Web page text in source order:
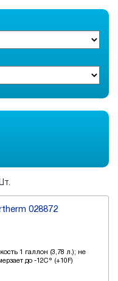
028872
1 галлон (3,78 л.); не
до -12С° (+10F)